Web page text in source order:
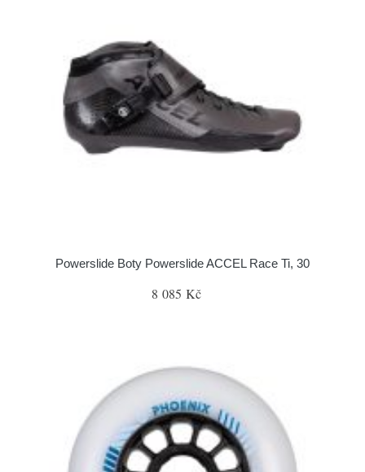
Powerslide Boty Powerslide ACCEL Race Ti, 30
8 085 Kč